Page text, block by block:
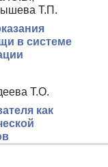
Т.П.
в системе
Т.О.
как